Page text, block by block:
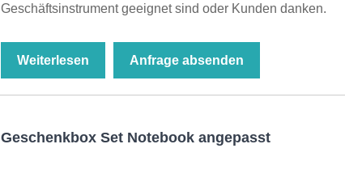
Geschäftsinstrument geeignet sind oder Kunden danken.
Weiterlesen Anfrage absenden
Geschenkbox Set Notebook angepasst